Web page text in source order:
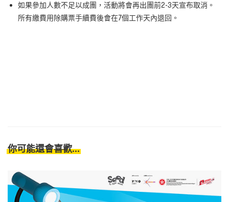
如果參加人數不足以成團，活動將會再出團前2-3天宣布取消。
所有繳費用除購票手續費後會在7個工作天內退回。
你可能還會喜歡...